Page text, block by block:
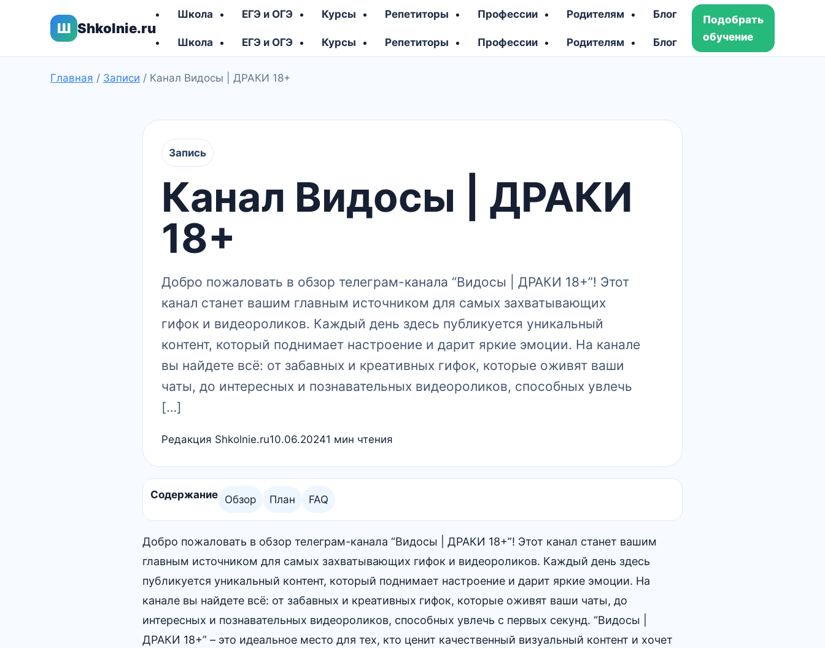
Ш Shkolnie.ru
Школа ЕГЭ и ОГЭ Курсы Репетиторы Профессии Родителям Блог
Школа ЕГЭ и ОГЭ Курсы Репетиторы Профессии Родителям Блог
Подобрать
обучение
Главная / Записи / Канал Видосы | ДРАКИ 18+
Запись
Канал Видосы | ДРАКИ
18+
Добро пожаловать в обзор телеграм-канала “Видосы | ДРАКИ 18+”! Этот
канал станет вашим главным источником для самых захватывающих
гифок и видеороликов. Каждый день здесь публикуется уникальный
контент, который поднимает настроение и дарит яркие эмоции. На канале
вы найдете всё: от забавных и креативных гифок, которые оживят ваши
чаты, до интересных и познавательных видеороликов, способных увлечь
[…]
Редакция Shkolnie.ru10.06.20241 мин чтения
Содержание Обзор План FAQ
Добро пожаловать в обзор телеграм-канала “Видосы | ДРАКИ 18+”! Этот канал станет вашим
главным источником для самых захватывающих гифок и видеороликов. Каждый день здесь
публикуется уникальный контент, который поднимает настроение и дарит яркие эмоции. На
канале вы найдете всё: от забавных и креативных гифок, которые оживят ваши чаты, до
интересных и познавательных видеороликов, способных увлечь с первых секунд. “Видосы |
ДРАКИ 18+” – это идеальное место для тех, кто ценит качественный визуальный контент и хочет